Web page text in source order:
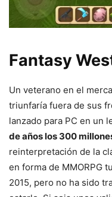
Fantasy
Un veterano en el
triunfaría fuera de sus
lanzado para PC en un
de años los 300
reinterpretación de la
en forma de MMORPG
2015, pero no ha sido